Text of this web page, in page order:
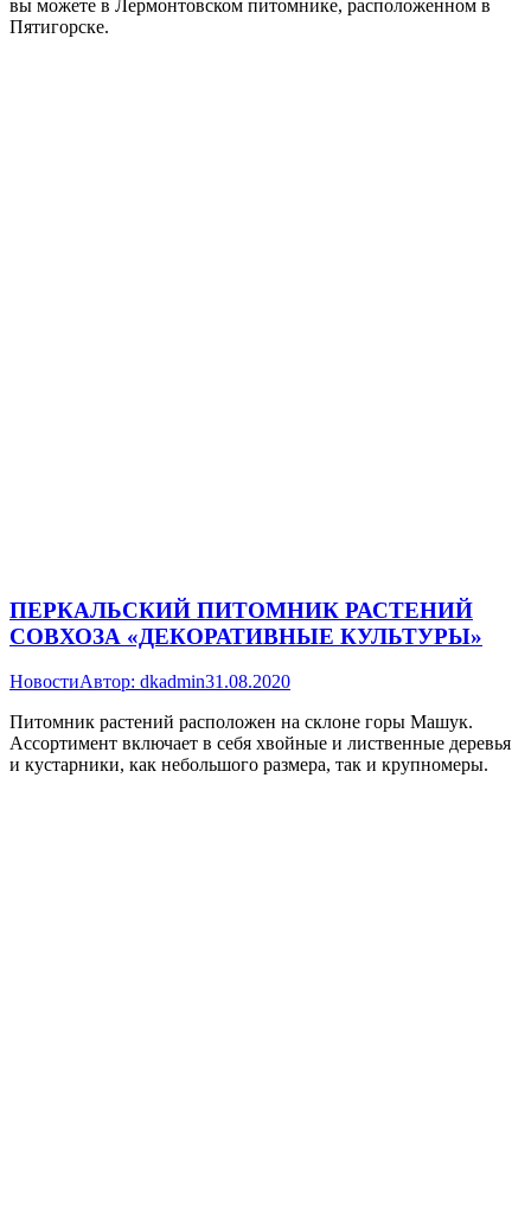
вы можете в Лермонтовском питомнике, расположенном в
Пятигорске.
ПЕРКАЛЬСКИЙ ПИТОМНИК РАСТЕНИЙ
СОВХОЗА «ДЕКОРАТИВНЫЕ КУЛЬТУРЫ»
НовостиАвтор: dkadmin31.08.2020
Питомник растений расположен на склоне горы Машук.
Ассортимент включает в себя хвойные и лиственные деревья
и кустарники, как небольшого размера, так и крупномеры.